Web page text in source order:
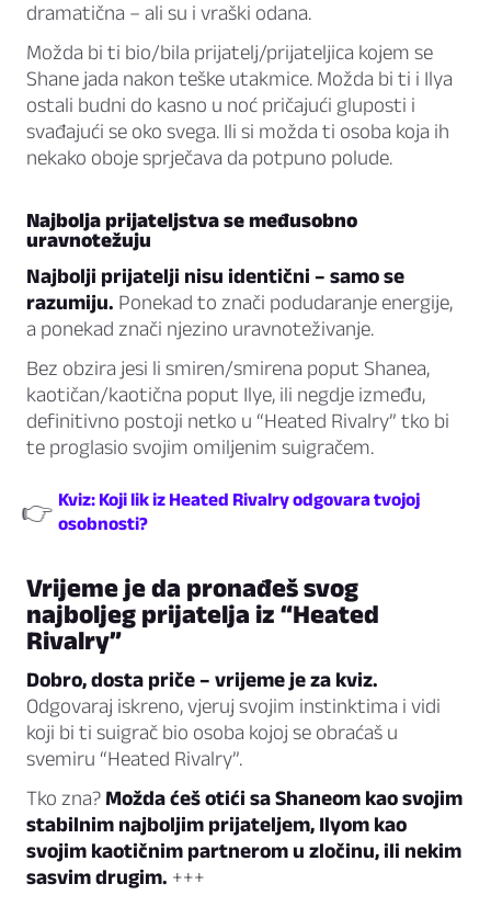
dramatična – ali su i vraški odana.
Možda bi ti bio/bila prijatelj/prijateljica kojem se
Shane jada nakon teške utakmice. Možda bi ti i Ilya
ostali budni do kasno u noć pričajući gluposti i
svađajući se oko svega. Ili si možda ti osoba koja ih
nekako oboje sprječava da potpuno polude.
Najbolja prijateljstva se međusobno
uravnotežuju
Najbolji prijatelji nisu identični – samo se
razumiju. Ponekad to znači podudaranje energije,
a ponekad znači njezino uravnoteživanje.
Bez obzira jesi li smiren/smirena poput Shanea,
kaotičan/kaotična poput Ilye, ili negdje između,
definitivno postoji netko u “Heated Rivalry” tko bi
te proglasio svojim omiljenim suigračem.
👉 Kviz: Koji lik iz Heated Rivalry odgovara tvojoj
osobnosti?
Vrijeme je da pronađeš svog
najboljeg prijatelja iz “Heated
Rivalry”
Dobro, dosta priče – vrijeme je za kviz.
Odgovaraj iskreno, vjeruj svojim instinktima i vidi
koji bi ti suigrač bio osoba kojoj se obraćaš u
svemiru “Heated Rivalry”.
Tko zna? Možda ćeš otići sa Shaneom kao svojim
stabilnim najboljim prijateljem, Ilyom kao
svojim kaotičnim partnerom u zločinu, ili nekim
sasvim drugim. +++